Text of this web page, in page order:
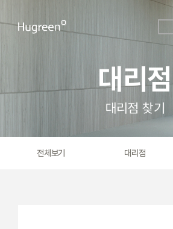
대리점
대리점 찾기
전체보기 대리점